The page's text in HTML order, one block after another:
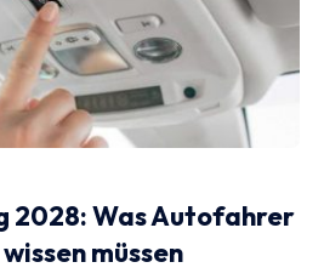
2028: Was Autofahrer
müssen